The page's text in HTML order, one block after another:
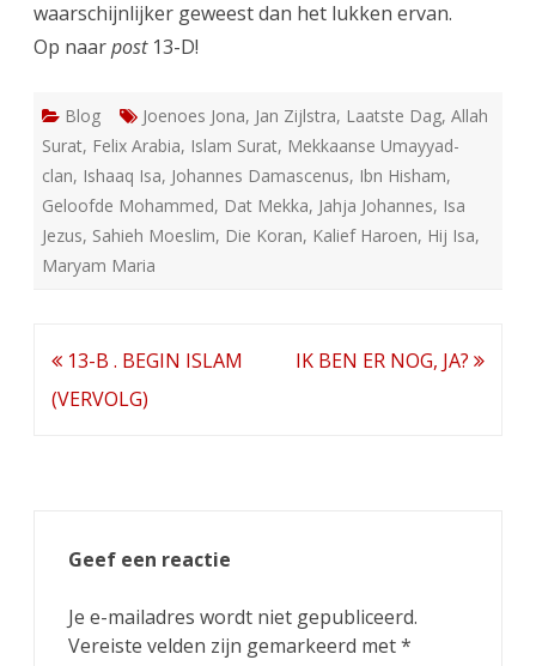
waarschijnlijker geweest dan het lukken ervan.
Op naarpost 13-D!
Blog Joenoes Jona, Jan Zijlstra, Laatste Dag, Allah
Surat, Felix Arabia, Islam Surat, Mekkaanse Umayyad-
clan, Ishaaq Isa, Johannes Damascenus, Ibn Hisham,
Geloofde Mohammed, Dat Mekka, Jahja Johannes, Isa
Jezus, Sahieh Moeslim, Die Koran, Kalief Haroen, Hij Isa,
Maryam Maria
Bericht
navigatie
13-B . BEGIN ISLAM
(VERVOLG)
IK BEN ER NOG, JA?
Geef een reactie
Je e-mailadres wordt niet gepubliceerd.
Vereiste velden zijn gemarkeerd met*